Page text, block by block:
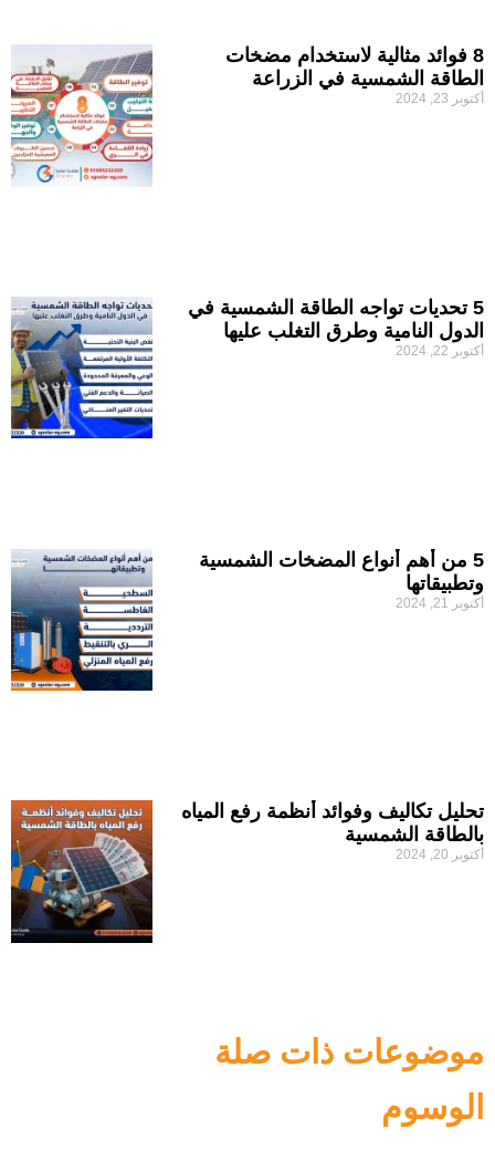
8 فوائد مثالية لاستخدام مضخات
الطاقة الشمسية في الزراعة
أكتوبر 23, 2024
5 تحديات تواجه الطاقة الشمسية في
الدول النامية وطرق التغلب عليها
أكتوبر 22, 2024
5 من أهم أنواع المضخات الشمسية
وتطبيقاتها
أكتوبر 21, 2024
تحليل تكاليف وفوائد أنظمة رفع المياه
بالطاقة الشمسية
أكتوبر 20, 2024
موضوعات ذات صلة
الوسوم